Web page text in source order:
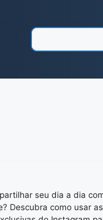
seu dia a dia
Descubra como usar as